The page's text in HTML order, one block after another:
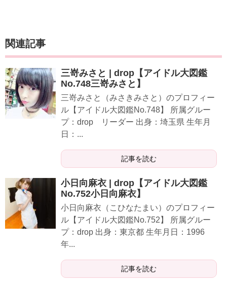
関連記事
三嵜みさと | drop【アイドル大図鑑
No.748三嵜みさと】
三嵜みさと（みさきみさと）のプロフィー
ル【アイドル大図鑑No.748】 所属グルー
プ：drop リーダー 出身：埼玉県 生年月
日：...
記事を読む
小日向麻衣 | drop【アイドル大図鑑
No.752小日向麻衣】
小日向麻衣（こひなたまい）のプロフィー
ル【アイドル大図鑑No.752】 所属グルー
プ：drop 出身：東京都 生年月日：1996
年...
記事を読む